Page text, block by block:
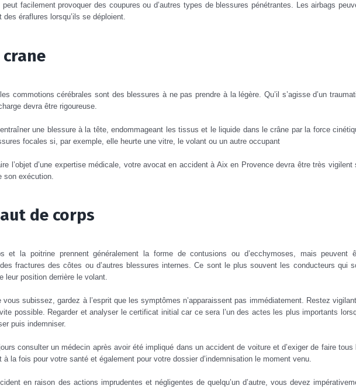
facilement provoquer des coupures ou d’autres types de blessures pénétrantes. Les airbags
éraflures lorsqu’ils se déploient.
crane
les commotions cérébrales sont des blessures à ne pas prendre à la légère. Qu’il s’agisse d’un
devra être rigoureuse.
une blessure à la tête, endommageant les tissus et le liquide dans le crâne par la force
focales si, par exemple, elle heurte une vitre, le volant ou un autre occupant
l’objet d’une expertise médicale, votre avocat en accident à Aix en Provence devra être très vigilent
son exécution.
de corps
et la poitrine prennent généralement la forme de contusions ou d’ecchymoses, mais peuvent
fractures des côtes ou d’autres blessures internes. Ce sont le plus souvent les conducteurs qui
leur position derrière le volant.
subissez, gardez à l’esprit que les symptômes n’apparaissent pas immédiatement. Restez
possible. Regarder et analyser le certificat initial car ce sera l’un des actes les plus importants
puis indemniser.
consulter un médecin après avoir été impliqué dans un accident de voiture et d’exiger de faire tous
la fois pour votre santé et également pour votre dossier d’indemnisation le moment venu.
en raison des actions imprudentes et négligentes de quelqu’un d’autre, vous devez